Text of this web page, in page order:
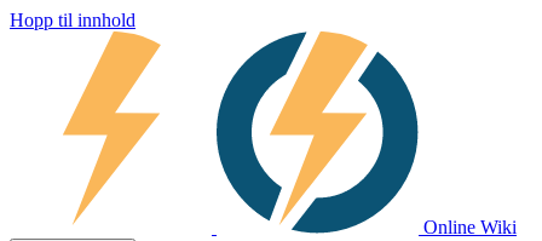
Hopp til innhold
Online Wiki